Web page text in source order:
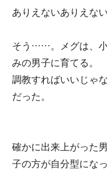
ありえないありえな
そう……。メグは、小
みの男子に育てる。
調教すればいいじゃ
だった。
確かに出来上がった
子の方が自分型にな